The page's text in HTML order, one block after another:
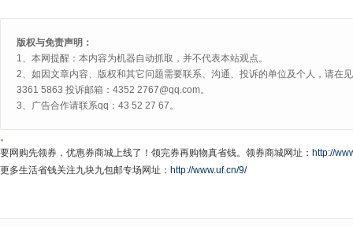
版权与免责声明：
1、本网提醒：本内容为机器自动抓取，并不代表本站观点。
2、如因文章内容、版权和其它问题需要联系、沟通、投诉的单位及个人，请在
3361 5863 投诉邮箱：4352 2767@qq.com。
3、广告合作请联系qq：43 52 27 67。
。
要网购先领券，优惠券商城上线了！领完券再购物真省钱。领券商城网址： http://
更多生活省钱关注九块九包邮专场网址： http://www.uf.cn/9/